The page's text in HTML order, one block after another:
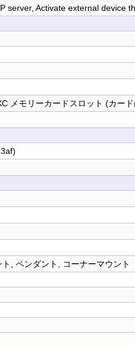
server, Activate external device
メモリーカードスロット (カー
, ペンダント, コーナーマウント